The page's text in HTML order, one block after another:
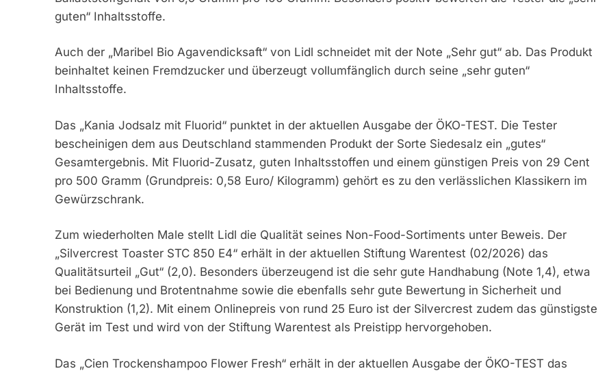
guten“ Inhaltsstoffe.
Auch der „Maribel Bio Agavendicksaft“ von Lidl schneidet mit der Note „Sehr gut“ ab. Das Produkt
beinhaltet keinen Fremdzucker und überzeugt vollumfänglich durch seine „sehr guten“
Inhaltsstoffe.
Das „Kania Jodsalz mit Fluorid“ punktet in der aktuellen Ausgabe der ÖKO-TEST. Die Tester
bescheinigen dem aus Deutschland stammenden Produkt der Sorte Siedesalz ein „gutes“
Gesamtergebnis. Mit Fluorid-Zusatz, guten Inhaltsstoffen und einem günstigen Preis von 29 Cent
pro 500 Gramm (Grundpreis: 0,58 Euro/ Kilogramm) gehört es zu den verlässlichen Klassikern im
Gewürzschrank.
Zum wiederholten Male stellt Lidl die Qualität seines Non-Food-Sortiments unter Beweis. Der
„Silvercrest Toaster STC 850 E4“ erhält in der aktuellen Stiftung Warentest (02/2026) das
Qualitätsurteil „Gut“ (2,0). Besonders überzeugend ist die sehr gute Handhabung (Note 1,4), etwa
bei Bedienung und Brotentnahme sowie die ebenfalls sehr gute Bewertung in Sicherheit und
Konstruktion (1,2). Mit einem Onlinepreis von rund 25 Euro ist der Silvercrest zudem das günstigste
Gerät im Test und wird von der Stiftung Warentest als Preistipp hervorgehoben.
Das „Cien Trockenshampoo Flower Fresh“ erhält in der aktuellen Ausgabe der ÖKO-TEST das